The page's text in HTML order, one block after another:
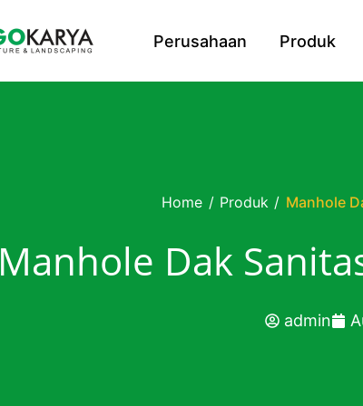
Perusahaan Produk
Home / Produk / Manhole
Manhole Dak
admin